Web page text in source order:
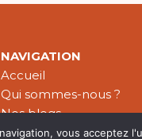
NAVIGATION
Accueil
Qui sommes-nous ?
Nos blogs
Nos publications
vous acceptez